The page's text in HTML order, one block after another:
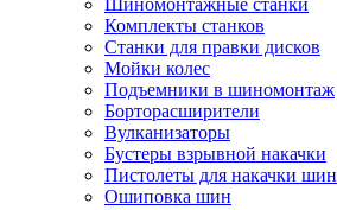
Шиномонтажные станки
Комплекты станков
Станки для правки дисков
Мойки колес
Подъемники в шиномонтаж
Борторасширители
Вулканизаторы
Бустеры взрывной накачки
Пистолеты для накачки шин
Ошиповка шин